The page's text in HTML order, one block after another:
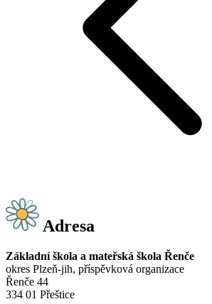
Adresa
Základní škola a mateřská škola Řenče
okres Plzeň-jih, příspěvková organizace
Řenče 44
334 01 Přeštice